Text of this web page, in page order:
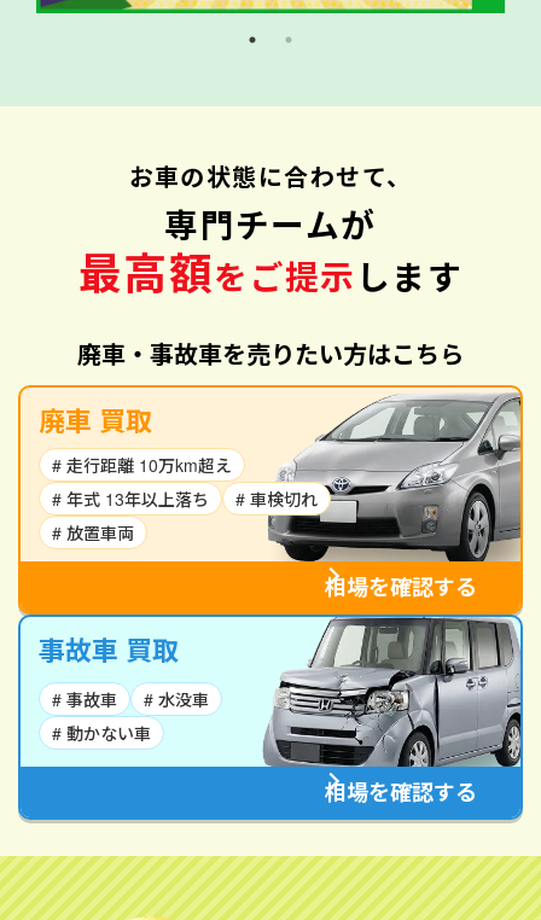
お車の状態に合わせて、
専門チームが
最高額をご提示 します
廃車・事故車を売りたい方はこちら
廃車 買取
# 走行距離 10万km超え
# 年式 13年以上落ち
# 車検切れ
# 放置車両
相場を確認する
事故車 買取
# 事故車
# 水没車
# 動かない車
相場を確認する